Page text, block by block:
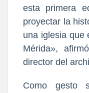
esta primera
proyectar la
una iglesia que
Mérida»,
director del
Como gesto